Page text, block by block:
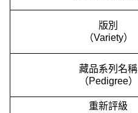
版別
（Variety）
藏品系列名稱
（Pedigree）
重新評級